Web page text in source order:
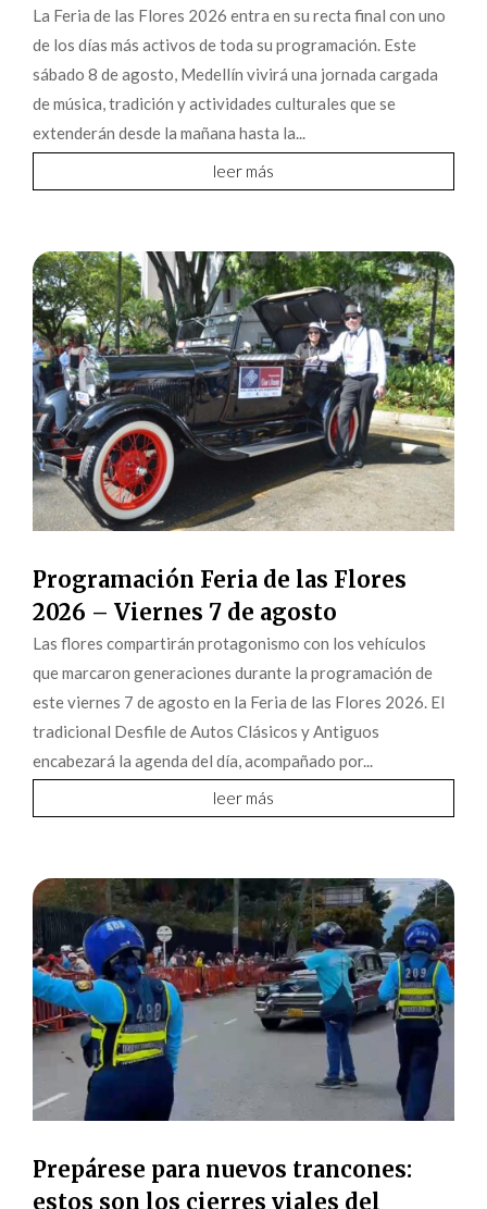
La Feria de las Flores 2026 entra en su recta final con uno
de los días más activos de toda su programación. Este
sábado 8 de agosto, Medellín vivirá una jornada cargada
de música, tradición y actividades culturales que se
extenderán desde la mañana hasta la...
leer más
Programación Feria de las Flores
2026 – Viernes 7 de agosto
Las flores compartirán protagonismo con los vehículos
que marcaron generaciones durante la programación de
este viernes 7 de agosto en la Feria de las Flores 2026. El
tradicional Desfile de Autos Clásicos y Antiguos
encabezará la agenda del día, acompañado por...
leer más
Prepárese para nuevos trancones:
estos son los cierres viales del